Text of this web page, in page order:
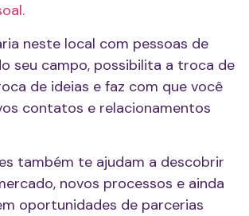
neste local com pessoas de
seu campo, possibilita a troca de
de ideias e faz com que você
contatos e relacionamentos
também te ajudam a descobrir
novos processos e ainda
oportunidades de parcerias